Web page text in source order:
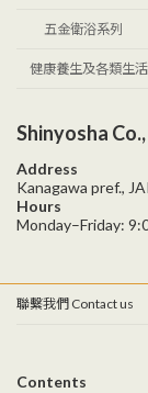
五金衛浴系列
健康養生及各類生
Shinyosha
Address
Kanagawa pref.,
Hours
Monday–Friday:
聯繫我們 Contact us
Contents